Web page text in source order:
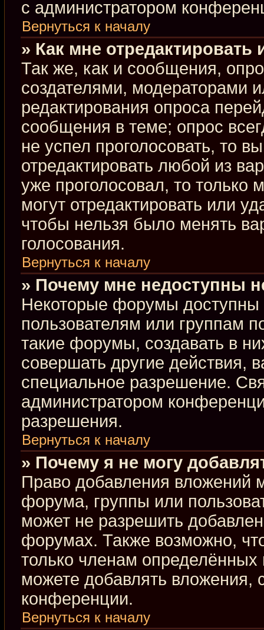
с администратором
Вернуться к началу
» Как мне отредактировать
Так же, как и сообщения,
создателями, модераторами
редактирования опроса
сообщения в теме; опрос
не успел проголосовать, то
отредактировать любой из
уже проголосовал, то
могут отредактировать или
чтобы нельзя было менять
голосования.
Вернуться к началу
» Почему мне недоступны
Некоторые форумы доступны
пользователям или группам
такие форумы, создавать в
совершать другие действия,
специальное разрешение.
администратором
разрешения.
Вернуться к началу
» Почему я не могу
Право добавления вложений
форума, группы или
может не разрешить
форумах. Также возможно,
только членам
можете добавлять вложения,
конференции.
Вернуться к началу